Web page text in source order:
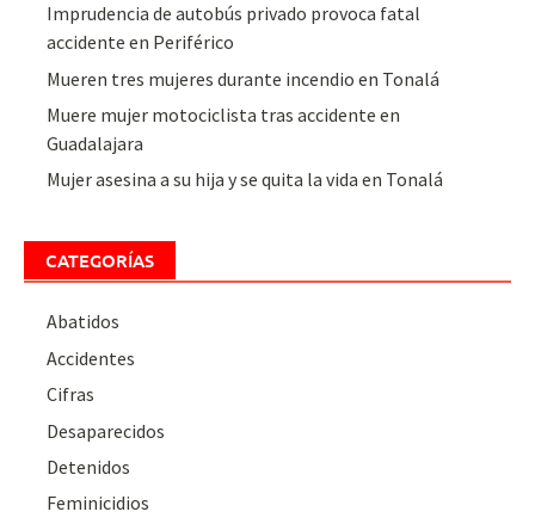
Imprudencia de autobús privado provoca fatal
accidente en Periférico
Mueren tres mujeres durante incendio en Tonalá
Muere mujer motociclista tras accidente en
Guadalajara
Mujer asesina a su hija y se quita la vida en Tonalá
CATEGORÍAS
Abatidos
Accidentes
Cifras
Desaparecidos
Detenidos
Feminicidios